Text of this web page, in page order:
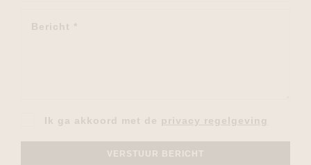
Ik ga akkoord met de privacy regelgeving
VERSTUUR BERICHT